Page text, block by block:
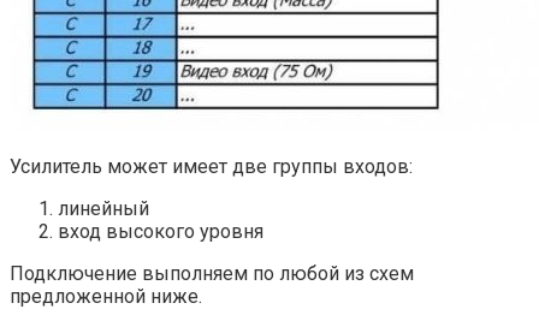
Усилитель может имеет две группы входов:
линейный
вход высокого уровня
Подключение выполняем по любой из схем
предложенной ниже.